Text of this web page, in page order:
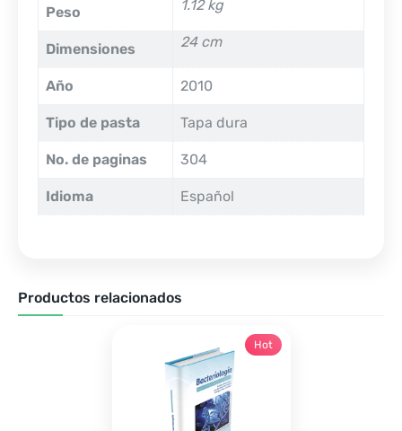
Peso 1.12 kg
Dimensiones 24 cm
Año 2010
Tipo de pasta Tapa dura
No. de paginas 304
Idioma Español
Productos relacionados
Hot